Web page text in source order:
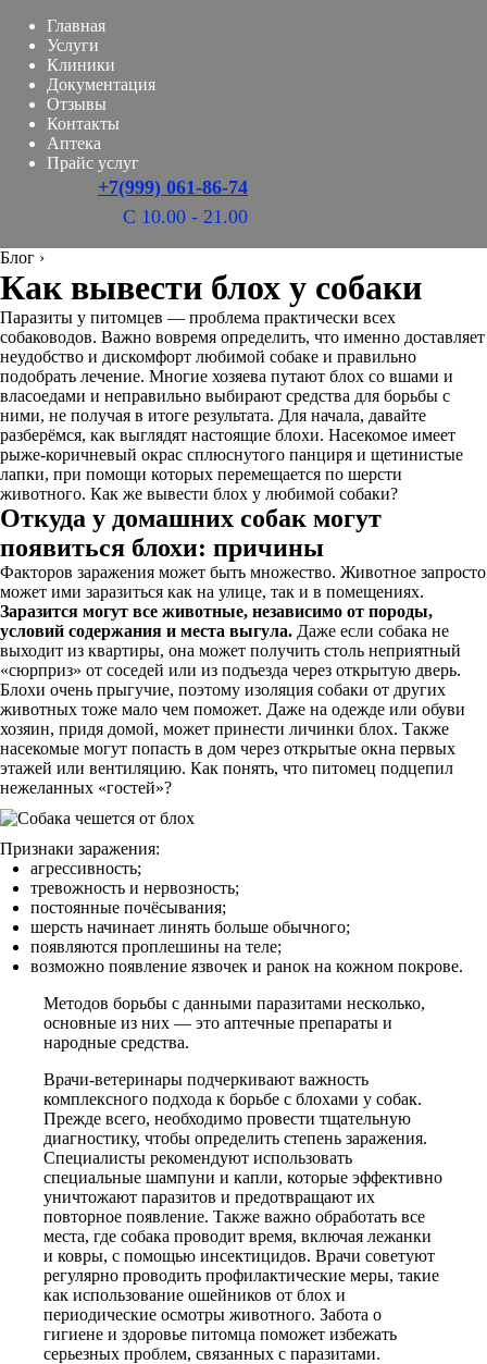
Главная
Услуги
Клиники
Документация
Отзывы
Контакты
Аптека
Прайс услуг
+7(999) 061-86-74
С 10.00 - 21.00
Блог ›
Как вывести блох у собаки
Паразиты у питомцев — проблема практически всех
собаководов. Важно вовремя определить, что именно доставляет
неудобство и дискомфорт любимой собаке и правильно
подобрать лечение. Многие хозяева путают блох со вшами и
власоедами и неправильно выбирают средства для борьбы с
ними, не получая в итоге результата. Для начала, давайте
разберёмся, как выглядят настоящие блохи. Насекомое имеет
рыже-коричневый окрас сплюснутого панциря и щетинистые
лапки, при помощи которых перемещается по шерсти
животного. Как же вывести блох у любимой собаки?
Откуда у домашних собак могут
появиться блохи: причины
Факторов заражения может быть множество. Животное запросто
может ими заразиться как на улице, так и в помещениях.
Заразится могут все животные, независимо от породы,
условий содержания и места выгула. Даже если собака не
выходит из квартиры, она может получить столь неприятный
«сюрприз» от соседей или из подъезда через открытую дверь.
Блохи очень прыгучие, поэтому изоляция собаки от других
животных тоже мало чем поможет. Даже на одежде или обуви
хозяин, придя домой, может принести личинки блох. Также
насекомые могут попасть в дом через открытые окна первых
этажей или вентиляцию. Как понять, что питомец подцепил
нежеланных «гостей»?
Признаки заражения:
агрессивность;
тревожность и нервозность;
постоянные почёсывания;
шерсть начинает линять больше обычного;
появляются проплешины на теле;
возможно появление язвочек и ранок на кожном покрове.
Методов борьбы с данными паразитами несколько,
основные из них — это аптечные препараты и
народные средства.
Врачи-ветеринары подчеркивают важность
комплексного подхода к борьбе с блохами у собак.
Прежде всего, необходимо провести тщательную
диагностику, чтобы определить степень заражения.
Специалисты рекомендуют использовать
специальные шампуни и капли, которые эффективно
уничтожают паразитов и предотвращают их
повторное появление. Также важно обработать все
места, где собака проводит время, включая лежанки
и ковры, с помощью инсектицидов. Врачи советуют
регулярно проводить профилактические меры, такие
как использование ошейников от блох и
периодические осмотры животного. Забота о
гигиене и здоровье питомца поможет избежать
серьезных проблем, связанных с паразитами.